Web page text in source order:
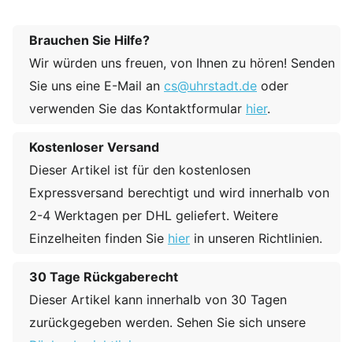
Brauchen Sie Hilfe?
Wir würden uns freuen, von Ihnen zu hören! Senden
Sie uns eine E-Mail an cs@uhrstadt.de oder
verwenden Sie das Kontaktformular hier.
Kostenloser Versand
Dieser Artikel ist für den kostenlosen
Expressversand berechtigt und wird innerhalb von
2-4 Werktagen per DHL geliefert. Weitere
Einzelheiten finden Sie hier in unseren Richtlinien.
30 Tage Rückgaberecht
Dieser Artikel kann innerhalb von 30 Tagen
zurückgegeben werden. Sehen Sie sich unsere